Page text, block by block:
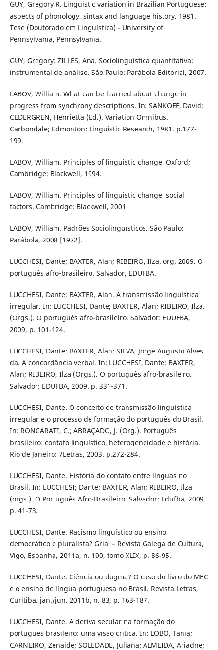
GUY, Gregory R. Linguistic variation in Brazilian Portuguese:
aspects of phonology, sintax and language history. 1981.
Tese (Doutorado em Linguística) - University of
Pennsylvania, Pennsylvania.
GUY, Gregory; ZILLES, Ana. Sociolinguística quantitativa:
instrumental de análise. São Paulo: Parábola Editorial, 2007.
LABOV, William. What can be learned about change in
progress from synchrony descriptions. In: SANKOFF, David;
CEDERGREN, Henrietta (Ed.). Variation Omnibus.
Carbondale; Edmonton: Linguistic Research, 1981. p.177-
199.
LABOV, William. Principles of linguistic change. Oxford;
Cambridge: Blackwell, 1994.
LABOV, William. Principles of linguistic change: social
factors. Cambridge: Blackwell, 2001.
LABOV, William. Padrões Sociolinguísticos. São Paulo:
Parábola, 2008 [1972].
LUCCHESI, Dante; BAXTER, Alan; RIBEIRO, Ilza. org. 2009. O
português afro-brasileiro. Salvador, EDUFBA.
LUCCHESI, Dante; BAXTER, Alan. A transmissão linguística
irregular. In: LUCCHESI, Dante; BAXTER, Alan; RIBEIRO, Ilza.
(Orgs.). O português afro-brasileiro. Salvador: EDUFBA,
2009, p. 101-124.
LUCCHESI, Dante; BAXTER, Alan; SILVA, Jorge Augusto Alves
da. A concordância verbal. In: LUCCHESI, Dante; BAXTER,
Alan; RIBEIRO, Ilza (Orgs.). O português afro-brasileiro.
Salvador: EDUFBA, 2009. p. 331-371.
LUCCHESI, Dante. O conceito de transmissão linguística
irregular e o processo de formação do português do Brasil.
In: RONCARATI, C.; ABRAÇADO, J. (Org.). Português
brasileiro: contato linguístico, heterogeneidade e história.
Rio de Janeiro: 7Letras, 2003. p.272-284.
LUCCHESI, Dante. História do contato entre línguas no
Brasil. In: LUCCHESI; Dante; BAXTER, Alan; RIBEIRO, Ilza
(orgs.). O Português Afro-Brasileiro. Salvador: Edufba, 2009.
p. 41-73.
LUCCHESI, Dante. Racismo linguístico ou ensino
democrático e pluralista? Grial – Revista Galega de Cultura,
Vigo, Espanha, 2011a, n. 190, tomo XLIX, p. 86-95.
LUCCHESI, Dante. Ciência ou dogma? O caso do livro do MEC
e o ensino de língua portuguesa no Brasil. Revista Letras,
Curitiba. jan./jun. 2011b, n. 83, p. 163-187.
LUCCHESI, Dante. A deriva secular na formação do
português brasileiro: uma visão crítica. In: LOBO, Tânia;
CARNEIRO, Zenaide; SOLEDADE, Juliana; ALMEIDA, Ariadne;